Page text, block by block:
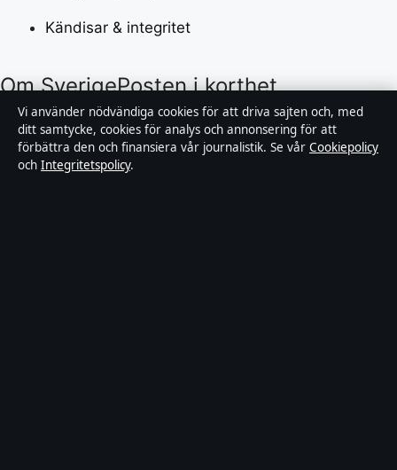
Kändisar & integritet
Om SverigePosten i korthet
SverigePosten är en oberoende svensk digital
nyhetssajt med fokus på film, tv, kultur och
nöjesnyheter. Varje artikel har en namngiven byline,
Vi använder nödvändiga cookies för att driva sajten och, med
ditt samtycke, cookies för analys och annonsering för att
förbättra den och finansiera vår journalistik. Se vår Cookiepolicy
och Integritetspolicy.